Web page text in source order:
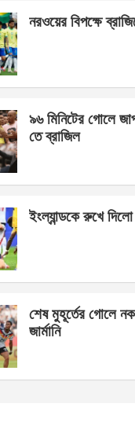
n
g
er
s
p
e
নরওয়ের বিপক্ষে
৯৬ মিনিটের গোলে
তে ব্রাজিল
ইংল্যান্ডকে রুখে
শেষ মুহূর্তের গোলে
জার্মানি